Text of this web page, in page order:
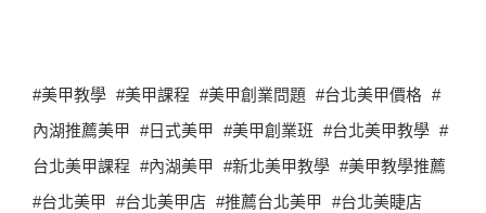
#美甲教學 #美甲課程 #美甲創業問題 #台北美甲價格 #
內湖推薦美甲 #日式美甲 #美甲創業班 #台北美甲教學 #
台北美甲課程 #內湖美甲 #新北美甲教學 #美甲教學推薦
#台北美甲 #台北美甲店 #推薦台北美甲 #台北美睫店